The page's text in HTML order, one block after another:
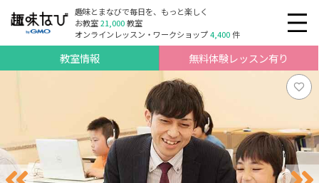
趣味とまなびで毎日を、もっと楽しく
お教室21,000教室
オンラインレッスン・ワークショップ4,400件
教室情報 無料体験レッスン有り